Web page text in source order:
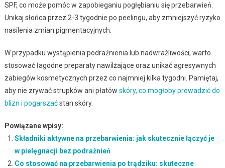
SPF, co może pomóc w zapobieganiu pogłębianiu się przebarwień.
Unikaj słońca przez 2-3 tygodnie po peelingu, aby zmniejszyć ryzyko
nasilenia zmian pigmentacyjnych.
W przypadku wystąpienia podrażnienia lub nadwrażliwości, warto
stosować łagodne preparaty nawilżające oraz unikać agresywnych
zabiegów kosmetycznych przez co najmniej kilka tygodni. Pamiętaj,
aby nie zrywać strupków ani płatów skóry, co mogłoby prowadzić do
blizn i pogarszaćstan skóry.
Powiązane wpisy:
Składniki aktywne na przebarwienia: jak skutecznie łączyć je
w pielęgnacji bez podrażnień
Co stosować na przebarwienia po trądziku: skuteczne